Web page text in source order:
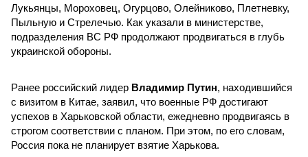
Лукьянцы, Мороховец, Огурцово, Олейниково, Плетневку,
Пыльную и Стрелечью. Как указали в министерстве,
подразделения ВС РФ продолжают продвигаться в глубь
украинской обороны.
Ранее российский лидер Владимир Путин, находившийся
с визитом в Китае, заявил, что военные РФ достигают
успехов в Харьковской области, ежедневно продвигаясь в
строгом соответствии с планом. При этом, по его словам,
Россия пока не планирует взятие Харькова.